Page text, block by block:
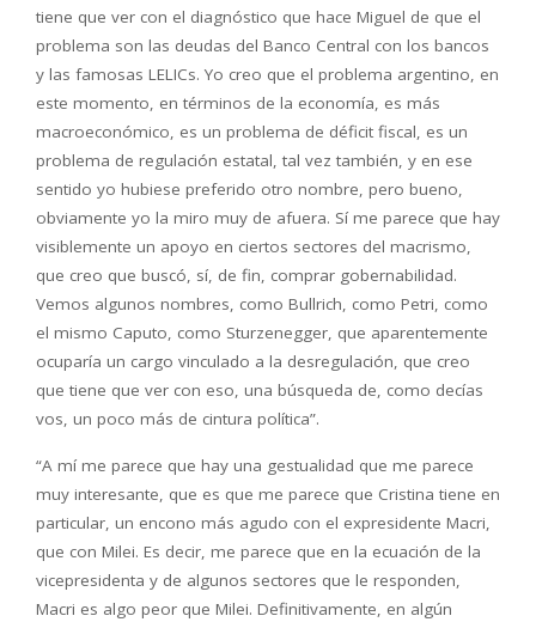
tiene que ver con el diagnóstico que hace Miguel de que el
problema son las deudas del Banco Central con los bancos
y las famosas LELICs. Yo creo que el problema argentino, en
este momento, en términos de la economía, es más
macroeconómico, es un problema de déficit fiscal, es un
problema de regulación estatal, tal vez también, y en ese
sentido yo hubiese preferido otro nombre, pero bueno,
obviamente yo la miro muy de afuera. Sí me parece que hay
visiblemente un apoyo en ciertos sectores del macrismo,
que creo que buscó, sí, de fin, comprar gobernabilidad.
Vemos algunos nombres, como Bullrich, como Petri, como
el mismo Caputo, como Sturzenegger, que aparentemente
ocuparía un cargo vinculado a la desregulación, que creo
que tiene que ver con eso, una búsqueda de, como decías
vos, un poco más de cintura política”.
“A mí me parece que hay una gestualidad que me parece
muy interesante, que es que me parece que Cristina tiene en
particular, un encono más agudo con el expresidente Macri,
que con Milei. Es decir, me parece que en la ecuación de la
vicepresidenta y de algunos sectores que le responden,
Macri es algo peor que Milei. Definitivamente, en algún